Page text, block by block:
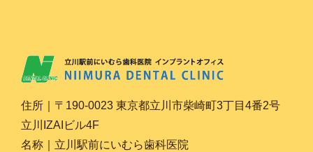
住所｜〒190-0023 東京都立川市柴崎町3丁目4番2号
立川IZAIビル4F
名称｜立川駅前にいむら歯科医院